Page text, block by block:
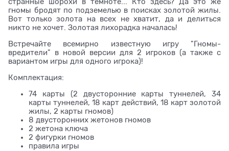
гномы бродят по подземелью в поисках золотой жилы.
Вот только золота на всех не хватит, да и делиться
никто не хочет. Золотая лихорадка началась!
Встречайте всемирно известную игру "Гномы-
вредители" в новой версии для 2 игроков (а также с
вариантом игры для одного игрока)!
Комплектация:
74 карты (2 двусторонние карты туннелей, 34
карты туннелей, 18 карт действий, 18 карт золотой
жилы, 2 карты гномов)
8 двусторонних жетонов гномов
2 жетона ключа
2 фигурки гномов
правила игры